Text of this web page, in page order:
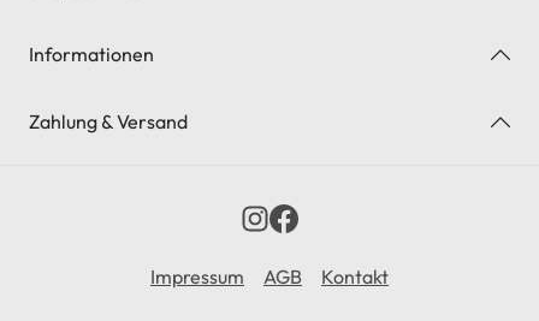
Informationen
Zahlung & Versand
Impressum AGB Kontakt